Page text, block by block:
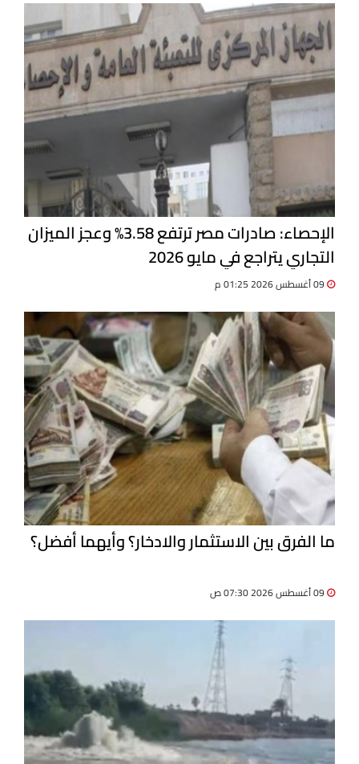
الإحصاء: صادرات مصر ترتفع 3.58% وعجز الميزان
التجاري يتراجع في مايو 2026
ما الفرق بين الاستثمار والادخار؟ وأيهما أفضل؟